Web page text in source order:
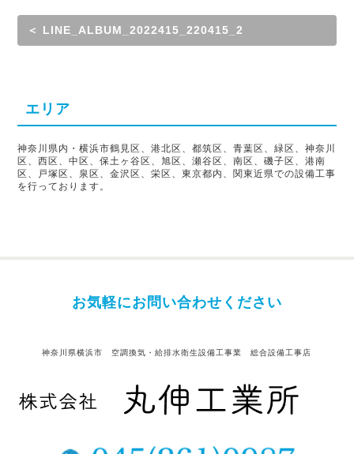
＜ LINE_ALBUM_2022415_220415_2
エリア
神奈川県内・横浜市鶴見区、港北区、都筑区、青葉区、緑区、神奈川
区、西区、中区、保土ヶ谷区、旭区、瀬谷区、南区、磯子区、港南
区、戸塚区、泉区、金沢区、栄区、東京都内、関東近県での設備工事
を行っております。
お気軽にお問い合わせください
神奈川県横浜市 空調換気・給排水衛生設備工事業 総合設備工事店